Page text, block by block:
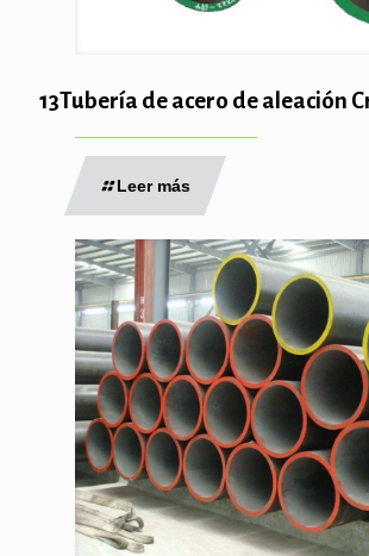
13Tubería de acero de aleación
Leer más